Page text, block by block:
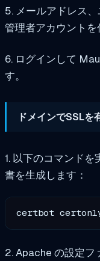
5. メールアドレス
管理者アカウントを
6. ログインして
す。
ドメインでSSLを
1. 以下のコマンド
書を生成します：
certbot
2. Apache の設定フ